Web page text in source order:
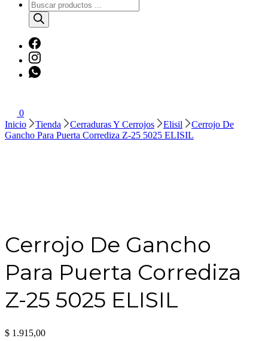
Búsqueda
de
productos
0
Inicio
Tienda Cerraduras Y Cerrojos Elisil
Cerrojo De
Gancho Para Puerta Corrediza Z-25 5025 ELISIL
Cerrojo De Gancho
Para Puerta Corrediza
Z-25 5025 ELISIL
$ 1.915,00